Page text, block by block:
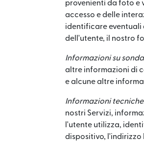
provenienti da foto e
accesso e delle
identificare eventuali
dell'utente, il nostro
Informazioni su
altre informazioni di
e alcune altre
Informazioni
nostri Servizi,
l'utente utilizza,
dispositivo, l'indirizzo